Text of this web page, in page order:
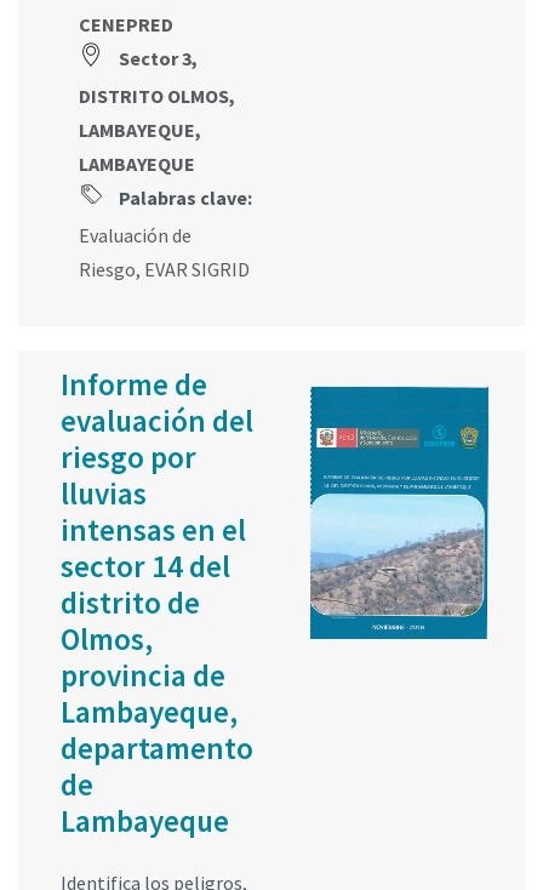
CENEPRED
Sector 3,
DISTRITO OLMOS,
LAMBAYEQUE,
LAMBAYEQUE
Palabras clave:
Evaluación de
Riesgo, EVAR SIGRID
Informe de
evaluación del
riesgo por
lluvias
intensas en el
sector 14 del
distrito de
Olmos,
provincia de
Lambayeque,
departamento
de
Lambayeque
Identifica los peligros,